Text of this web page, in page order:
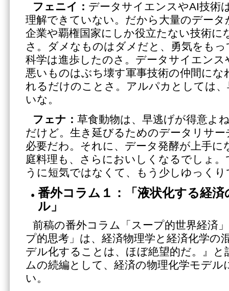
フェニイ： データサイエンスやAI技術
理解できていない。だから大量のデー
企業や覇権国家にしか役立たない技術に
さ。ダメなものはダメだと、勇気をも
科学は進歩したのさ。データサイエンス
悪いものはぶち壊す軍事技術の仲間にな
れるだけのことさ。アルパカとしては
いな。
フェナ： 草食動物は、早逃げが得意よ
だけど。生き延びるためのデータリサ
必要だわ。それに、データ発酵が上手に
庭料理も、さらにおいしくなるでしょ
うに短気ではなくて、もう少しゆっく
番外コラム１：「液状化する経
ル」
前稿の番外コラム「スープ的世界経済
プ的思考」は、経済物理学と経済化学の
デル化することは、ほぼ絶望的だ。』と
ムの続編として、経済の物理化学モデ
い。